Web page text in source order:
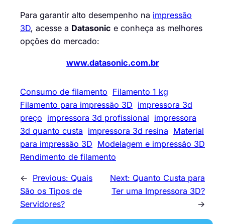
Para garantir alto desempenho na impressão
3D, acesse a Datasonic e conheça as melhores
opções do mercado:
www.datasonic.com.br
Consumo de filamento Filamento 1 kg
Filamento para impressão 3D impressora 3d
preço impressora 3d profissional impressora
3d quanto custa impressora 3d resina Material
para impressão 3D Modelagem e impressão 3D
Rendimento de filamento
← Previous: Quais
São os Tipos de
Servidores?
Next: Quanto Custa para
Ter uma Impressora 3D?
→